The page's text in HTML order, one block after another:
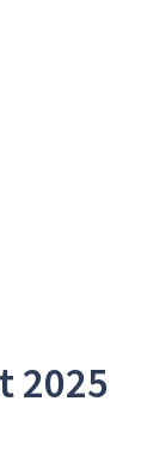
2025